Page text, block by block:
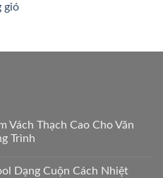
gió
Vách Thạch Cao Cho Văn
Trình
Dạng Cuộn Cách Nhiệt